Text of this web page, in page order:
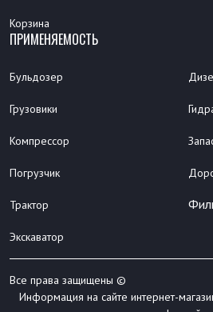
Корзина
ПРИМЕНЯЕМОСТЬ
Бульдозер
Грузовики
Компрессор
Погрузчик
Трактор
Экскаватор
Все права защищены ©
Информация на сайте интернет-